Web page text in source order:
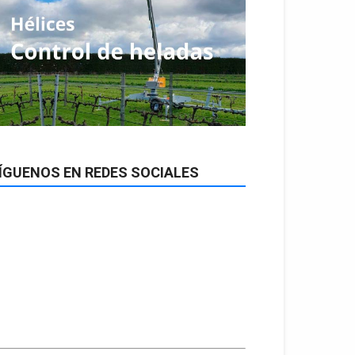
EN REDES SOCIALES